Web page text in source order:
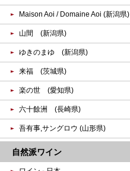
Maison Aoi / Domaine Aoi (新潟県)
山間 (新潟県)
ゆきのまゆ (新潟県)
来福 (茨城県)
楽の世 (愛知県)
六十餘洲 (長崎県)
吾有事,サングロウ (山形県)
自然派ワイン